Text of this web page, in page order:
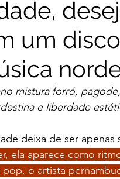
um
mistura forró,
e liberdade
deixa de ser
ela aparece como
o artista